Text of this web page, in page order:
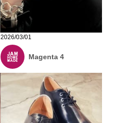
2026/03/01
Magenta 4